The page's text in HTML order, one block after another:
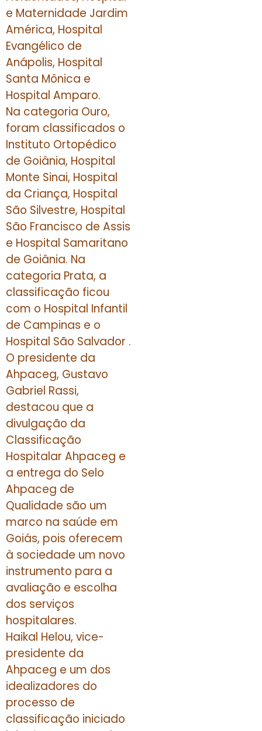
e Maternidade Jardim
América, Hospital
Evangélico de
Anápolis, Hospital
Santa Mônica e
Hospital Amparo.
Na categoria Ouro,
foram classificados o
Instituto Ortopédico
de Goiânia, Hospital
Monte Sinai, Hospital
da Criança, Hospital
São Silvestre, Hospital
São Francisco de Assis
e Hospital Samaritano
de Goiânia. Na
categoria Prata, a
classificação ficou
com o Hospital Infantil
de Campinas e o
Hospital São Salvador .
O presidente da
Ahpaceg, Gustavo
Gabriel Rassi,
destacou que a
divulgação da
Classificação
Hospitalar Ahpaceg e
a entrega do Selo
Ahpaceg de
Qualidade são um
marco na saúde em
Goiás, pois oferecem
à sociedade um novo
instrumento para a
avaliação e escolha
dos serviços
hospitalares.
Haikal Helou, vice-
presidente da
Ahpaceg e um dos
idealizadores do
processo de
classificação iniciado